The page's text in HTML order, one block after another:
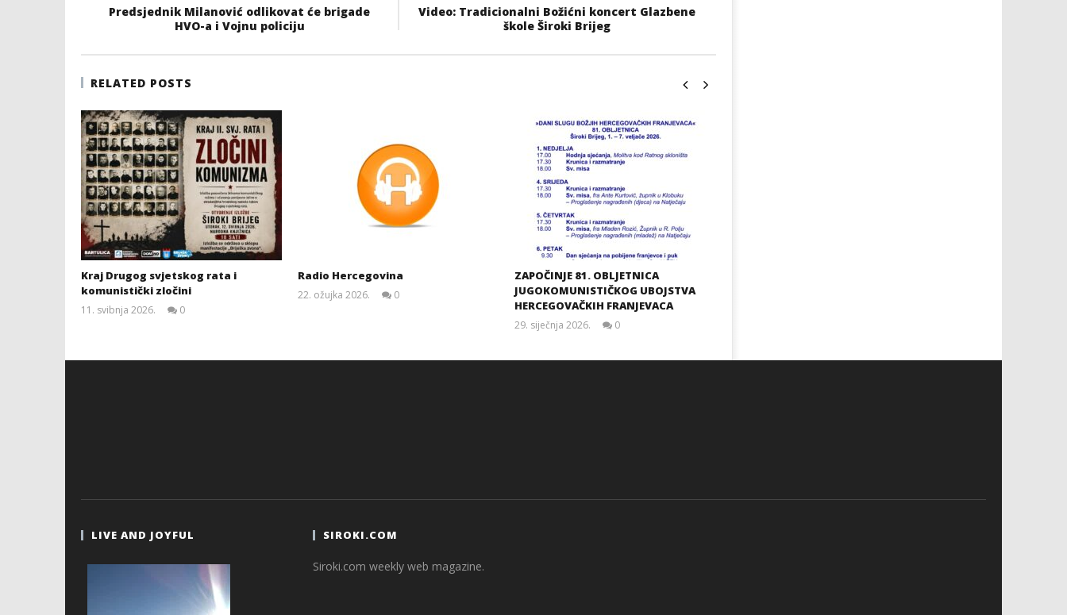
Predsjednik Milanović odlikovat će brigade
HVO-a i Vojnu policiju
Video: Tradicionalni Božićni koncert Glazbene
škole Široki Brijeg
RELATED POSTS
Kraj Drugog svjetskog rata i
komunistički zločini
11. svibnja 2026.
0
Radio Hercegovina
22. ožujka 2026.
0
ZAPOČINJE 81. OBLJETNICA
JUGOKOMUNISTIČKOG UBOJSTVA
HERCEGOVAČKIH FRANJEVACA
29. siječnja 2026.
0
LIVE AND JOYFUL SIROKI.COM
Siroki.com weekly web magazine.